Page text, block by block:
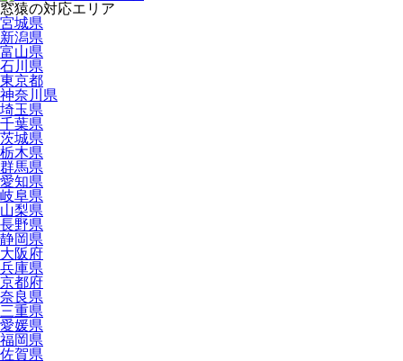
窓猿の対応エリア
宮城県
新潟県
富山県
石川県
東京都
神奈川県
埼玉県
千葉県
茨城県
栃木県
群馬県
愛知県
岐阜県
山梨県
長野県
静岡県
大阪府
兵庫県
京都府
奈良県
三重県
愛媛県
福岡県
佐賀県